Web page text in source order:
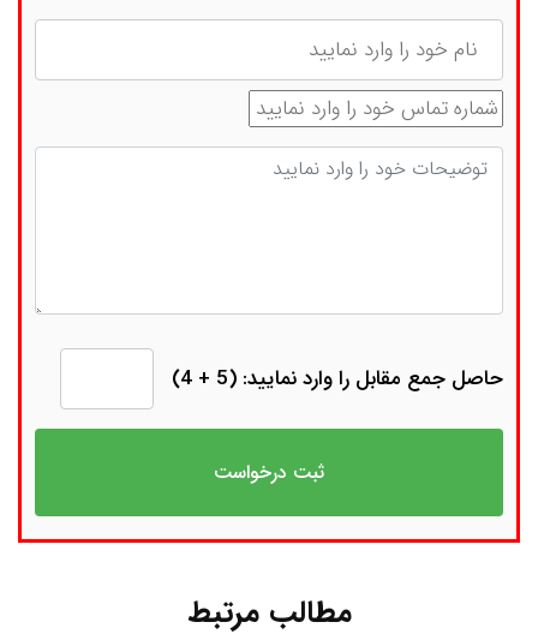
نام
شماره تماس
توضیحات
حاصل جمع مقابل را وارد نمایید: (5 + 4)
مطالب مرتبط